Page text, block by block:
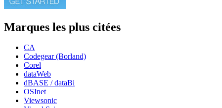
Marques les plus citées
CA
Codegear (Borland)
Corel
dataWeb
dBASE / dataBi
OSInet
Viewsonic